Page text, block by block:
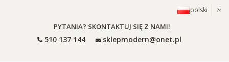
polski zł
PYTANIA? SKONTAKTUJ SIĘ Z NAMI!
510 137 144 sklepmodern@onet.pl